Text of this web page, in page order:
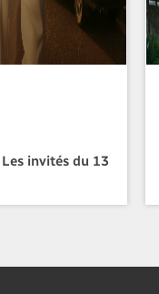
invités du 13